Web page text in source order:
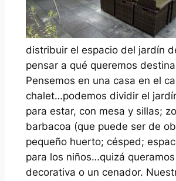
distribuir el espacio del jardín
pensar a qué queremos
Pensemos en una casa en el
chalet…podemos dividir el
para estar, con mesa y sillas;
barbacoa (que puede ser de
pequeño huerto; césped;
para los niños…quizá
decorativa o un cenador.